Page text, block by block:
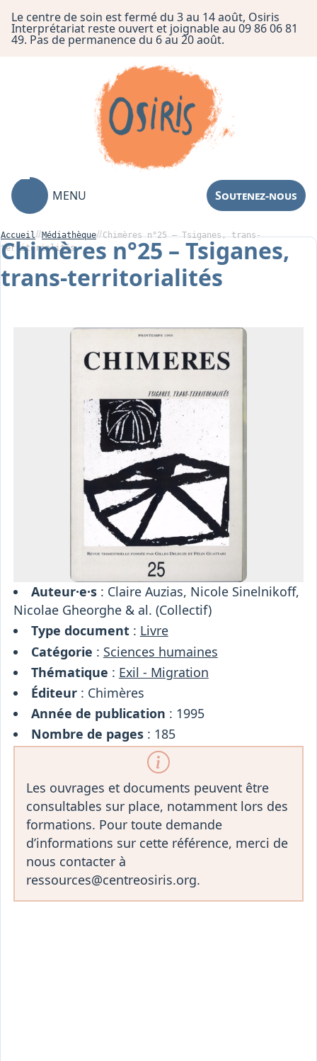
Le centre de soin est fermé du 3 au 14 août, Osiris
Interprétariat reste ouvert et joignable au 09 86 06 81
49. Pas de permanence du 6 au 20 août.
MENU Soutenez-nous
Association
Accueil Médiathèque
Chimères n°25 – Tsiganes, trans-
territorialités
Chimères n°25 – Tsiganes,
trans-territorialités
Auteur·e·s: Claire Auzias, Nicole Sinelnikoff,
Nicolae Gheorghe & al. (Collectif)
Type document: Livre
Catégorie : Sciences humaines
Thématique : Exil - Migration
Éditeur: Chimères
Année de publication : 1995
Nombre de pages: 185
Les ouvrages et documents peuvent être
consultables sur place, notamment lors des
formations. Pour toute demande
d’informations sur cette référence, merci de
nous contacter à
ressources@centreosiris.org.